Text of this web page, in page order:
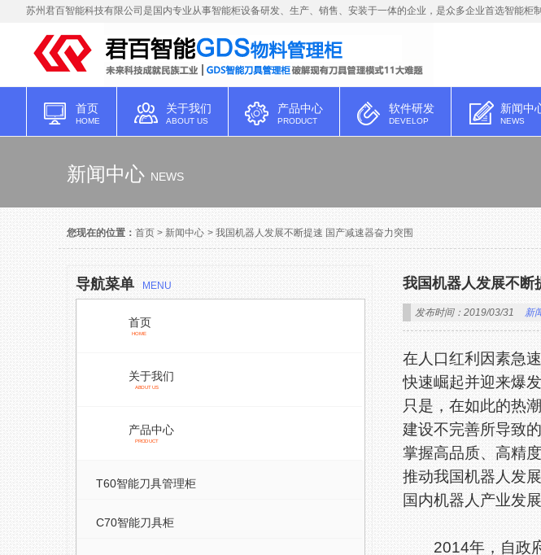
苏州君百智能科技有限公司是国内专业从事智能柜设备研发、生产、销售、安装于一体的企业，是众多企业首选智能柜
首页
HOME
关于我们
ABOUT US
产品中心
PRODUCT
软件研发
DEVELOP
新闻中
NEWS
新闻中心 NEWS
您现在的位置： 首页 > 新闻中心 > 我国机器人发展不断提速 国产减速器奋力突围
导航菜单 MENU
首页
HOME
关于我们
ABOUT US
产品中心
PRODUCT
T60智能刀具管理柜
C70智能刀具柜
我国机器人发展不断
发布时间：2019/03/31 新
在人口红利因素急
快速崛起并迎来爆
只是，在如此的热
建设不完善所导致
掌握高品质、高精
推动我国机器人发
国内机器人产业发
2014年，自政府